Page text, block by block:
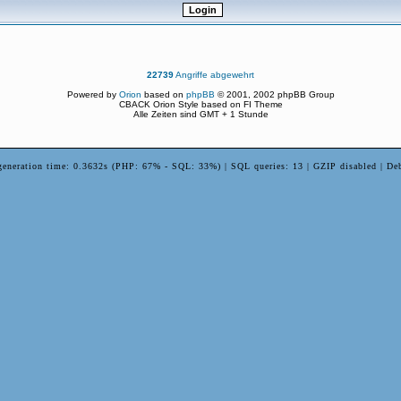
22739Angriffe abgewehrt
Powered by Orion based on phpBB © 2001, 2002 phpBB Group
CBACK Orion Style based on FI Theme
Alle Zeiten sind GMT + 1 Stunde
time: 0.3632s (PHP: 67% - SQL: 33%) | SQL queries: 13 | GZIP disabled |